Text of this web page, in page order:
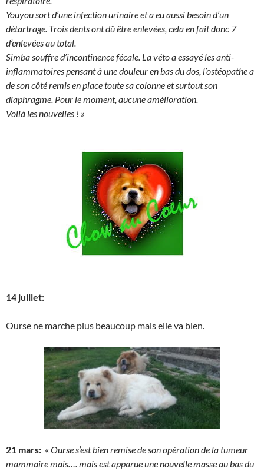
Youyou sort d’une infection urinaire et a eu aussi besoin d’un
détartrage. Trois dents ont dû être enlevées, cela en fait donc 7
d’enlevées au total.
Simba souffre d’incontinence fécale. La véto a essayé les anti-
inflammatoires pensant à une douleur en bas du dos, l’ostéopathe a
de son côté remis en place toute sa colonne et surtout son
diaphragme. Pour le moment, aucune amélioration.
Voilà les nouvelles ! »
14 juillet:
Ourse ne marche plus beaucoup mais elle va bien.
21 mars: « Ourse s’est bien remise de son opération de la tumeur
mammaire mais…. mais est apparue une nouvelle masse au bas du